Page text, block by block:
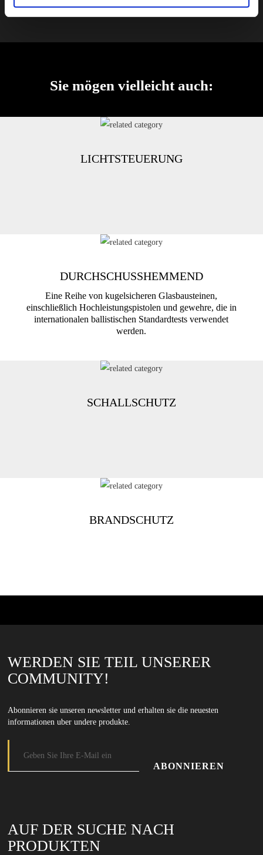
Sie mögen vielleicht auch:
LICHTSTEUERUNG
DURCHSCHUSSHEMMEND
Eine Reihe von kugelsicheren Glasbausteinen,
einschließlich Hochleistungspistolen und gewehre, die in
internationalen ballistischen Standardtests verwendet
werden.
SCHALLSCHUTZ
BRANDSCHUTZ
WERDEN SIE TEIL UNSERER
COMMUNITY!
Abonnieren sie unseren newsletter und erhalten sie die neuesten
informationen uber undere produkte.
AUF DER SUCHE NACH
PRODUKTEN